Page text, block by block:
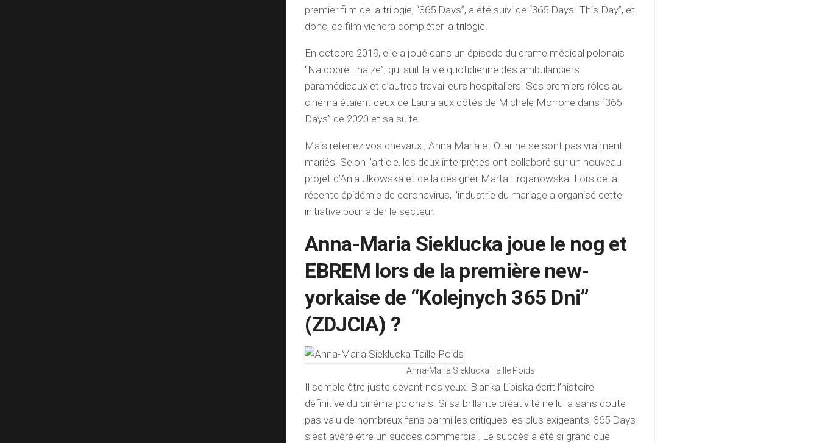
premier film de la trilogie, “365 Days”, a été suivi de “365 Days: This Day”, et
donc, ce film viendra compléter la trilogie.
En octobre 2019, elle a joué dans un épisode du drame médical polonais
“Na dobre I na ze”, qui suit la vie quotidienne des ambulanciers
paramédicaux et d’autres travailleurs hospitaliers. Ses premiers rôles au
cinéma étaient ceux de Laura aux côtés de Michele Morrone dans “365
Days” de 2020 et sa suite.
Mais retenez vos chevaux ; Anna Maria et Otar ne se sont pas vraiment
mariés. Selon l’article, les deux interprètes ont collaboré sur un nouveau
projet d’Ania Ukowska et de la designer Marta Trojanowska. Lors de la
récente épidémie de coronavirus, l’industrie du mariage a organisé cette
initiative pour aider le secteur.
Anna-Maria Sieklucka joue le nog et
EBREM lors de la première new-
yorkaise de “Kolejnych 365 Dni”
(ZDJCIA) ?
Anna-Maria Sieklucka Taille Poids
Il semble être juste devant nos yeux. Blanka Lipiska écrit l’histoire
définitive du cinéma polonais. Si sa brillante créativité ne lui a sans doute
pas valu de nombreux fans parmi les critiques les plus exigeants, 365 Days
s’est avéré être un succès commercial. Le succès a été si grand que